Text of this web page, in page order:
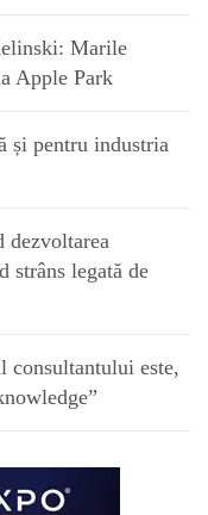
Marile
Apple Park
și pentru industria
dezvoltarea
strâns legată de
consultantului este,